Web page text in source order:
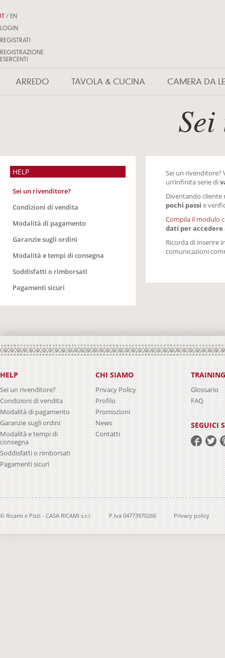
ARREDO TAVOLA & CUCINA CAMERA DA
IT / EN
LOGIN
REGISTRATI
REGISTRAZIONE
ESERCENTI
HELP
Sei un rivenditore?
Condizioni di vendita
Modalità di pagamento
Garanzie sugli ordini
Modalità e tempi di consegna
Soddisfatti o rimborsati
Pagamenti sicuri
Sei un rivenditore?
un’infinita serie di
Diventando cliente
pochi passi e
Compila il modulo
dati per accedere
Ricorda di inserire
comunicazioni
HELP
Sei un rivenditore?
Condizioni di vendita
Modalità di pagamento
Garanzie sugli ordini
Modalità e tempi di
consegna
Soddisfatti o rimborsati
Pagamenti sicuri
CHI SIAMO
Privacy Policy
Profilo
Promozioni
News
Contatti
TRAINING
Glossario
FAQ
SEGUICI
© Ricami e Pizzi - CASA RICAMI s.r.l. P.Iva 04773970266 Privacy policy